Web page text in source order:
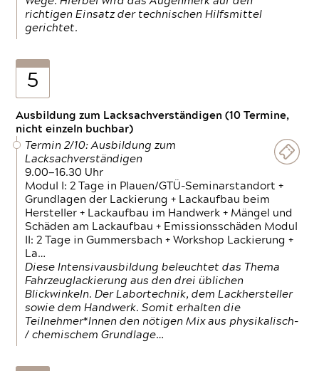
richtigen Einsatz der technischen Hilfsmittel
gerichtet.
5
Ausbildung zum Lacksachverständigen (10 Termine,
nicht einzeln buchbar)
Termin 2/10: Ausbildung zum
Lacksachverständigen
9.00—16.30 Uhr
Modul I: 2 Tage in Plauen/GTÜ-Seminarstandort +
Grundlagen der Lackierung + Lackaufbau beim
Hersteller + Lackaufbau im Handwerk + Mängel und
Schäden am Lackaufbau + Emissionsschäden Modul
II: 2 Tage in Gummersbach + Workshop Lackierung +
La…
Diese Intensivausbildung beleuchtet das Thema
Fahrzeuglackierung aus den drei üblichen
Blickwinkeln. Der Labortechnik, dem Lackhersteller
sowie dem Handwerk. Somit erhalten die
Teilnehmer*Innen den nötigen Mix aus physikalisch-
/ chemischem Grundlage…